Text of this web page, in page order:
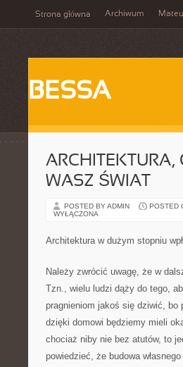
Strona główna Archiwum
BESSA
ARCHITEKTURA,
WASZ ŚWIAT
POSTED BY ADMIN POSTED
WYŁĄCZONA
Architektura w dużym stopniu
Należy zwrócić uwagę, że w
Tzn., wielu ludzi dąży do tego,
pragnieniom jakoś się dziwić,
dzięki domowi będziemy mieli
chociaż niby nie bez atutów, to
powiedzieć, że budowa